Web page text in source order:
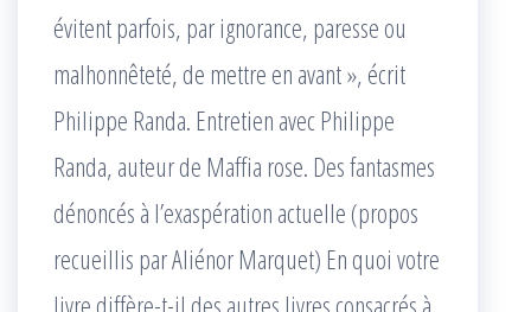
évitent parfois, par ignorance, paresse ou
malhonnêteté, de mettre en avant », écrit
Philippe Randa. Entretien avec Philippe
Randa, auteur de Maffia rose. Des fantasmes
dénoncés à l’exaspération actuelle (propos
recueillis par Aliénor Marquet) En quoi votre
livre diffère-t-il des autres livres consacrés à